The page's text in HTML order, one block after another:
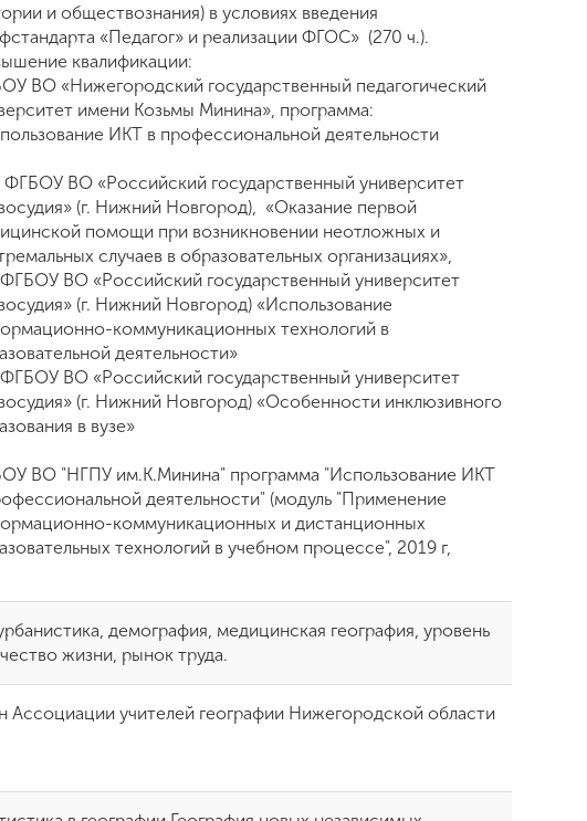
и обществознания) в условиях введения
«Педагог» и реализации ФГОС» (270 ч.).
квалификации:
ВО «Нижегородский государственный педагогический
имени Козьмы Минина», программа:
ИКТ в профессиональной деятельности
ВО «Российский государственный университет
(г. Нижний Новгород), «Оказание первой
помощи при возникновении неотложных и
случаев в образовательных организациях»,
ВО «Российский государственный университет
(г. Нижний Новгород) «Использование
коммуникационных технологий в
деятельности»
ВО «Российский государственный университет
(г. Нижний Новгород) «Особенности инклюзивного
в вузе»
ВО "НГПУ им.К.Минина" программа "Использование ИКТ
деятельности" (модуль "Применение
коммуникационных и дистанционных
технологий в учебном процессе", 2019 г,
демография, медицинская география, уровень
жизни, рынок труда.
Ассоциации учителей географии Нижегородской области